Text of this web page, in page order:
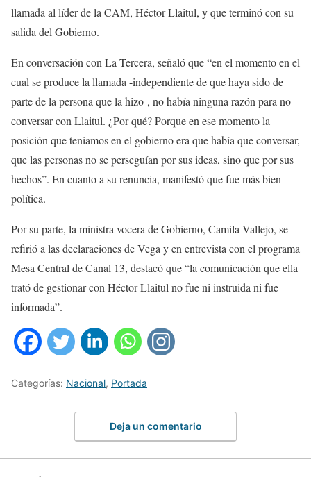
llamada al líder de la CAM, Héctor Llaitul, y que terminó con su
salida del Gobierno.
En conversación con La Tercera, señaló que “en el momento en el
cual se produce la llamada -independiente de que haya sido de
parte de la persona que la hizo-, no había ninguna razón para no
conversar con Llaitul. ¿Por qué? Porque en ese momento la
posición que teníamos en el gobierno era que había que conversar,
que las personas no se perseguían por sus ideas, sino que por sus
hechos”. En cuanto a su renuncia, manifestó que fue más bien
política.
Por su parte, la ministra vocera de Gobierno, Camila Vallejo, se
refirió a las declaraciones de Vega y en entrevista con el programa
Mesa Central de Canal 13, destacó que “la comunicación que ella
trató de gestionar con Héctor Llaitul no fue ni instruida ni fue
informada”.
Categorías: Nacional, Portada
Deja un comentario